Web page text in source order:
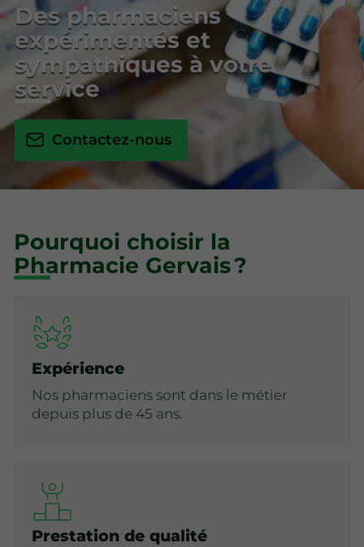
Des pharmaciens
expérimentés et
sympathiques à votre
service
Contactez-nous
Pourquoi choisir la
Pharmacie Gervais ?
Expérience
Nos pharmaciens sont dans le métier
depuis plus de 45 ans.
Prestation de qualité